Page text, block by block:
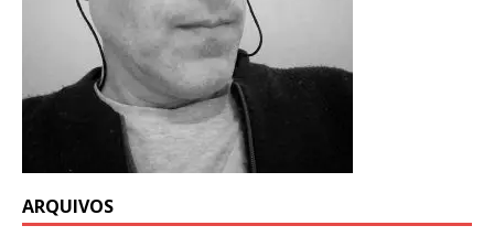
ARQUIVOS